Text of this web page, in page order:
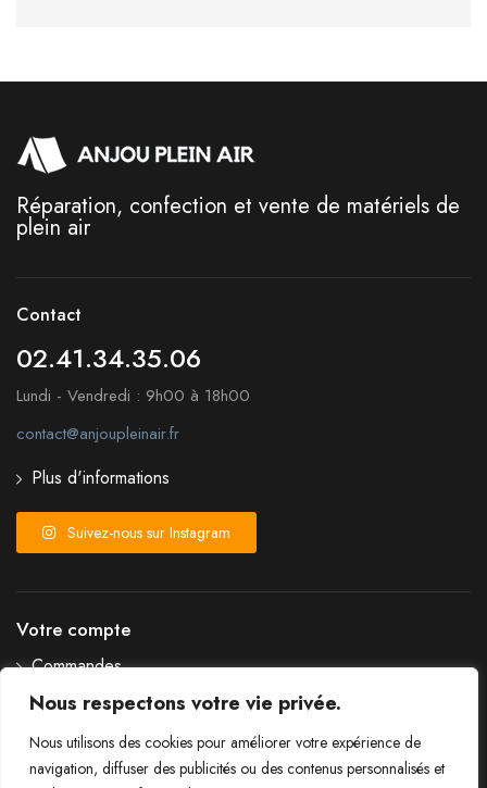
Nous respectons votre vie privée.
Nous utilisons des cookies pour améliorer votre expérience de
navigation, diffuser des publicités ou des contenus personnalisés et
Réparation, confection et vente de matériels de
plein air
Contact
02.41.34.35.06
Lundi - Vendredi : 9h00 à 18h00
contact@anjoupleinair.fr
Plus d'informations
Suivez-nous sur Instagram
Votre compte
Commandes
Détails du compte
Mot de passe perdu